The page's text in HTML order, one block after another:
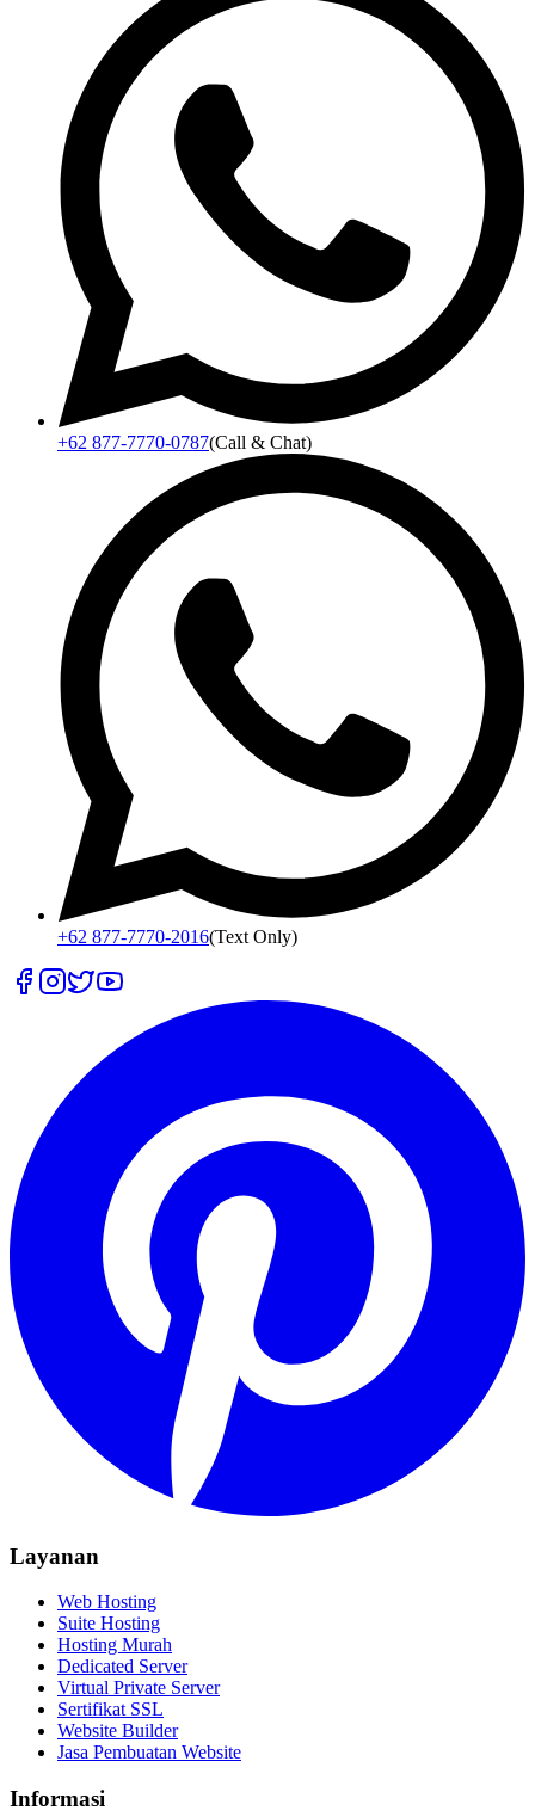
+62 877-7770-0787(Call & Chat)
+62 877-7770-2016(Text Only)
Layanan
Web Hosting
Suite Hosting
Hosting Murah
Dedicated Server
Virtual Private Server
Sertifikat SSL
Website Builder
Jasa Pembuatan Website
Informasi